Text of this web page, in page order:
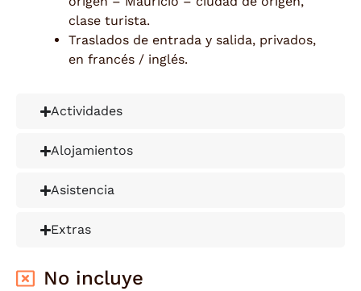
clase turista.
Traslados de entrada y salida, privados,
en francés / inglés.
Actividades
Alojamientos
Asistencia
Extras
No incluye